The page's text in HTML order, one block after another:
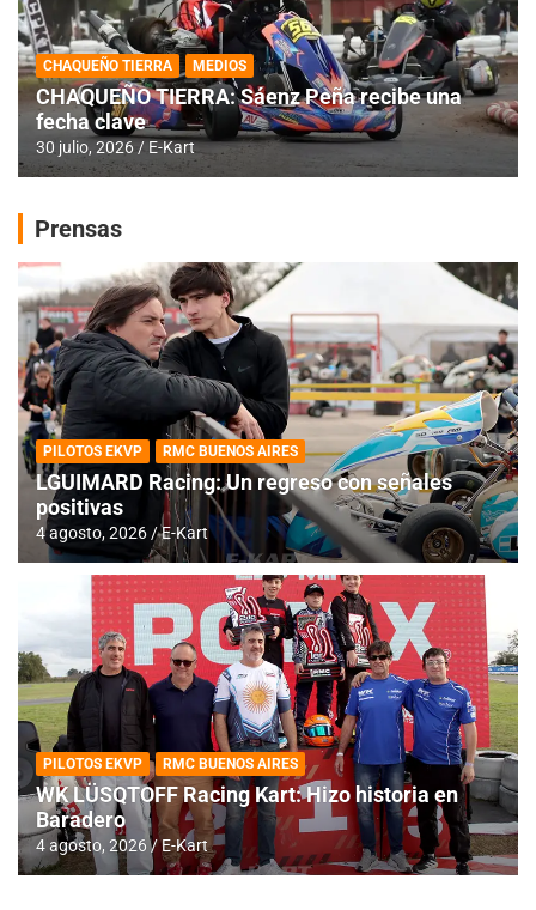
CHAQUEÑO TIERRA MEDIOS
CHAQUEÑO TIERRA: Sáenz Peña recibe una
fecha clave
30 julio, 2026 E-Kart
Prensas
PILOTOS EKVP RMC BUENOS AIRES
LGUIMARD Racing: Un regreso con señales
positivas
4 agosto, 2026 E-Kart
PILOTOS EKVP RMC BUENOS AIRES
WK LÜSQTOFF Racing Kart: Hizo historia en
Baradero
4 agosto, 2026 E-Kart